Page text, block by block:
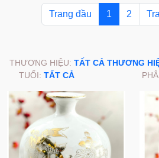
Trang đầu 1 2
THƯƠNG HIỆU: TẤT CẢ THƯƠNG
TUỔI: TẤT CẢ